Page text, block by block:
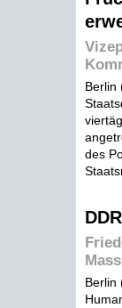
Berlin
des
Berlin